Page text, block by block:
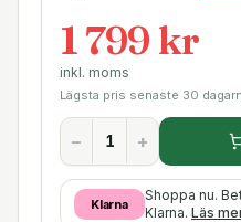
1 799 kr
inkl. moms
Lägsta pris senaste 30
− +
Klarna
Shoppa nu.
Klarna. Läs